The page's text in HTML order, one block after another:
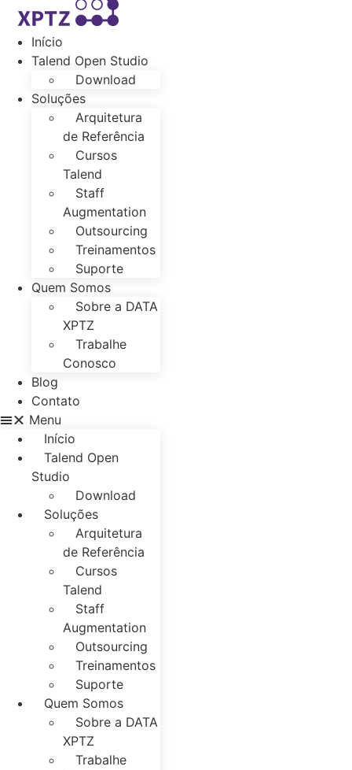
content
Início
Talend Open Studio
Download
Soluções
Arquitetura
de Referência
Cursos
Talend
Staff
Augmentation
Outsourcing
Treinamentos
Suporte
Quem Somos
Sobre a DATA
XPTZ
Trabalhe
Conosco
Blog
Contato
Menu
Início
Talend Open
Studio
Download
Soluções
Arquitetura
de Referência
Cursos
Talend
Staff
Augmentation
Outsourcing
Treinamentos
Suporte
Quem Somos
Sobre a DATA
XPTZ
Trabalhe